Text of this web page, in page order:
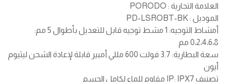
العلامة التجارية : PORODO
الموديل : PD-LSROBT-BK
أمشاط التوجيه: 1 مشط توجيه قابل للتعديل بأطوال 5 مم:
0،2،4،6،8 مم
سعة البطارية: 3.7 فولت 600 مللي أمبير قابلة لإعادة الشحن ليثيوم
أيون
تصنيف IP: IPX7 مقاوم للماء لكامل الجسم